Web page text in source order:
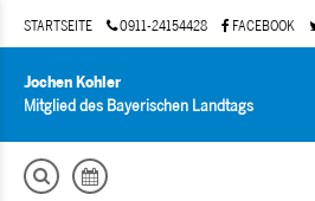
STARTSEITE 0911-24154428 FACEBOOK
Jochen Kohler
Mitglied des Bayerischen Landtags